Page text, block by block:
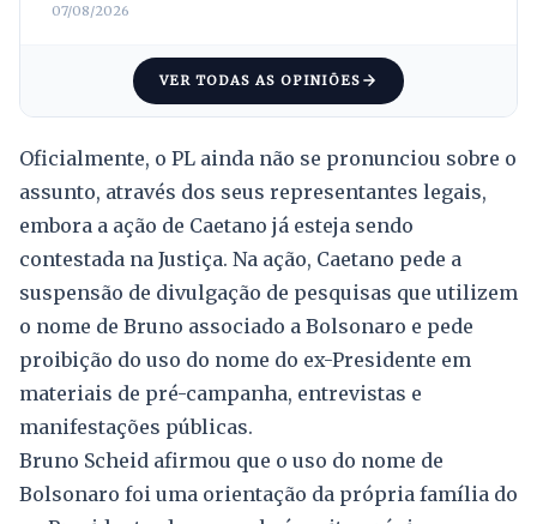
07/08/2026
VER TODAS AS OPINIÕES
Oficialmente, o PL ainda não se pronunciou sobre o
assunto, através dos seus representantes legais,
embora a ação de Caetano já esteja sendo
contestada na Justiça. Na ação, Caetano pede a
suspensão de divulgação de pesquisas que utilizem
o nome de Bruno associado a Bolsonaro e pede
proibição do uso do nome do ex-Presidente em
materiais de pré-campanha, entrevistas e
manifestações públicas.
Bruno Scheid afirmou que o uso do nome de
Bolsonaro foi uma orientação da própria família do